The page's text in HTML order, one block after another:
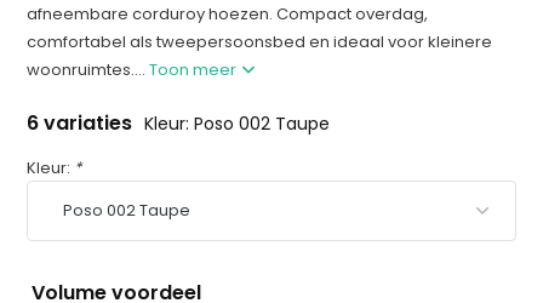
afneembare corduroy hoezen. Compact overdag,
comfortabel als tweepersoonsbed en ideaal voor kleinere
woonruimtes....Toon meer
6 variaties Kleur: Poso 002 Taupe
Kleur: *
Volume voordeel